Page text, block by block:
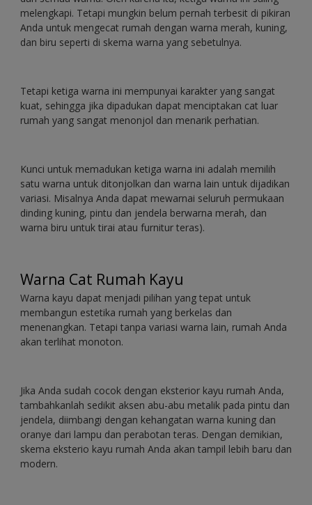
melengkapi. Tetapi mungkin belum pernah terbesit di pikiran
Anda untuk mengecat rumah dengan warna merah, kuning,
dan biru seperti di skema warna yang sebetulnya.
Tetapi ketiga warna ini mempunyai karakter yang sangat
kuat, sehingga jika dipadukan dapat menciptakan cat luar
rumah yang sangat menonjol dan menarik perhatian.
Kunci untuk memadukan ketiga warna ini adalah memilih
satu warna untuk ditonjolkan dan warna lain untuk dijadikan
variasi. Misalnya Anda dapat mewarnai seluruh permukaan
dinding kuning, pintu dan jendela berwarna merah, dan
warna biru untuk tirai atau furnitur teras).
Warna Cat Rumah Kayu
Warna kayu dapat menjadi pilihan yang tepat untuk
membangun estetika rumah yang berkelas dan
menenangkan. Tetapi tanpa variasi warna lain, rumah Anda
akan terlihat monoton.
Jika Anda sudah cocok dengan eksterior kayu rumah Anda,
tambahkanlah sedikit aksen abu-abu metalik pada pintu dan
jendela, diimbangi dengan kehangatan warna kuning dan
oranye dari lampu dan perabotan teras. Dengan demikian,
skema eksterio kayu rumah Anda akan tampil lebih baru dan
modern.